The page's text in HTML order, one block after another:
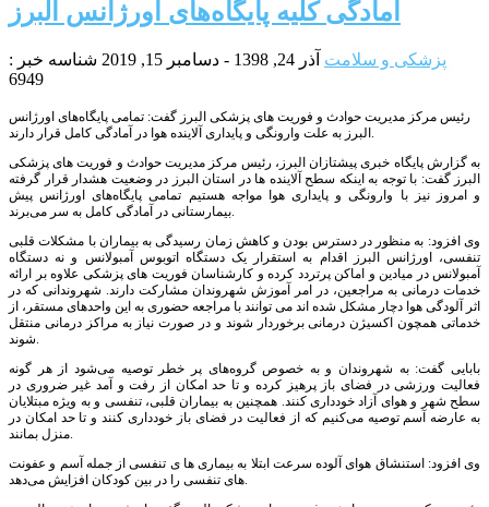
آمادگی کلیه پایگاه‌های اورژانس البرز
پزشکی و سلامت آذر 24, 1398 - دسامبر 15, 2019
شناسه خبر :
6949
رئیس مرکز مدیریت حوادث و فوریت های پزشکی البرز گفت: تمامی پایگاه‌های اورژانس
البرز به علت وارونگی و پایداری آلاینده هوا در آمادگی کامل قرار دارند.
به گزارش پایگاه خبری پیشتازان البرز، رئیس مرکز مدیریت حوادث و فوریت های پزشکی
البرز گفت: با توجه به اینکه سطح آلاینده ها در استان البرز در وضعیت هشدار قرار گرفته
و امروز نیز با وارونگی و پایداری هوا مواجه هستیم تمامی پایگاه‌های اورژانس پیش
بیمارستانی در آمادگی کامل به سر می‌برند.
وی افزود: به منظور در دسترس بودن و کاهش زمان رسیدگی به بیماران با مشکلات قلبی
تنفسی، اورژانس البرز اقدام به استقرار یک دستگاه اتوبوس آمبولانس و نه دستگاه
آمبولانس در میادین و اماکن پرتردد کرده و کارشناسان فوريت های پزشکی علاوه بر ارائه
خدمات درمانی به مراجعين، در امر آموزش شهروندان مشارکت دارند. شهروندانی که در
اثر آلودگی هوا دچار مشکل شده اند می توانند با مراجعه حضوری به این واحدهای مستقر، از
خدماتی همچون اکسیژن درمانی برخوردار شوند و در صورت نیاز به مراکز درمانی منتقل
شوند.
بابایی گفت: به شهروندان و به خصوص گروه‌های پر خطر توصیه می‌شود از هر گونه
فعالیت ورزشی در فضای باز پرهیز کرده و تا حد امکان از رفت و آمد غیر ضروری در
سطح شهر و هوای آزاد خودداری کنند. همچنین به بیماران قلبی، تنفسی و به ویژه مبتلایان
به عارضه آسم توصیه می‌کنیم که از فعالیت در فضای باز خودداری کنند و تا حد امکان در
منزل بمانند.
وی افزود: استنشاق هوای آلوده سرعت ابتلا به بیماری ها ی تنفسی از جمله آسم و عفونت
های تنفسی را در بین کودکان افزایش می‌دهد.